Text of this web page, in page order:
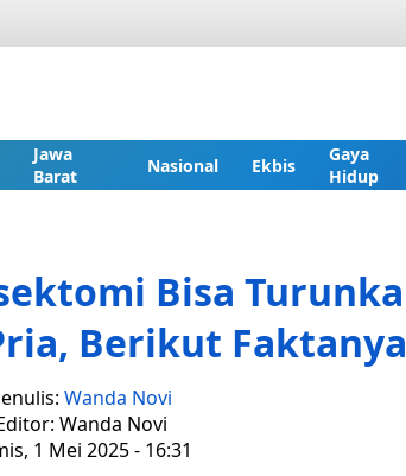
Jawa
Barat
Nasional Ekbis
Gaya
Hidup
Bisa
Berikut Faktanya
Wanda Novi
Wanda Novi
1 Mei 2025 - 16:31